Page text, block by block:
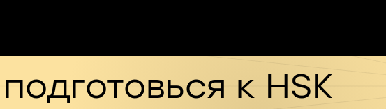
подготовься к HSK